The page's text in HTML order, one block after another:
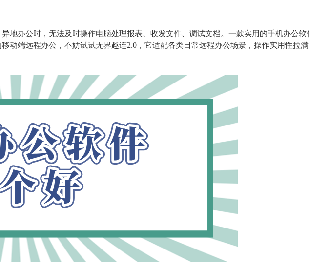
地办公时，无法及时操作电脑处理报表、收发文件、调试文档。一款实用的手机办公
动端远程办公，不妨试试无界趣连2.0，它适配各类日常远程办公场景，操作实用性拉满